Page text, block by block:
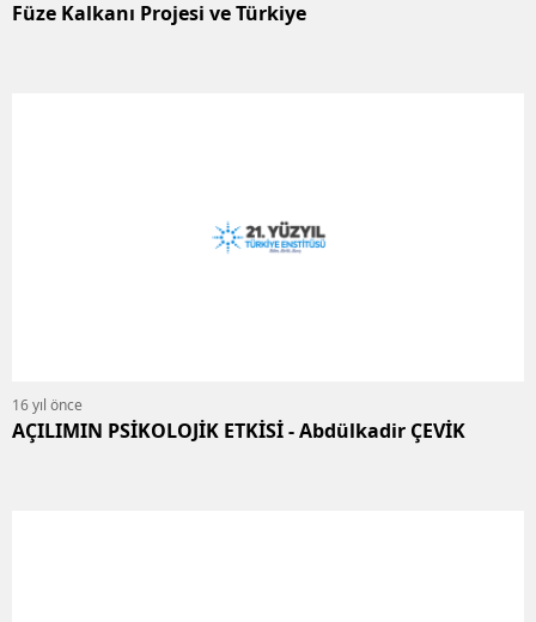
Füze Kalkanı Projesi ve Türkiye
16 yıl önce
AÇILIMIN PSİKOLOJİK ETKİSİ - Abdülkadir ÇEVİK